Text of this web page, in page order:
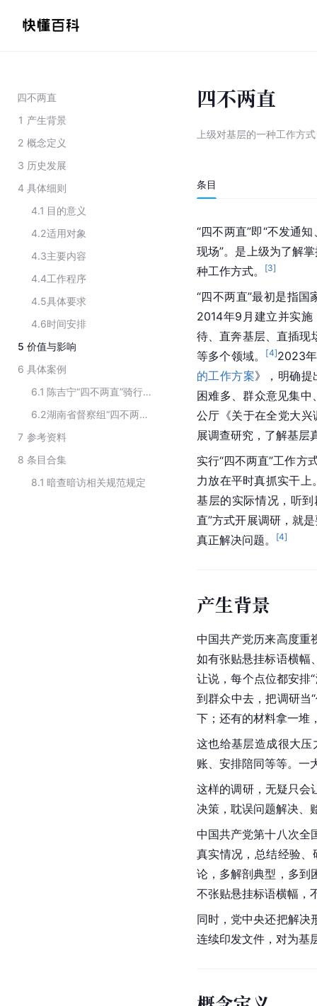
四不两直
1 产生背景
2 概念定义
3 历史发展
4 具体细则
4.1 目的意义
4.2适用对象
4.3主要内容
4.4工作程序
4.5具体要求
4.6时间安排
5 价值与影响
6 具体案例
6.1
陈吉宁“四不两直”骑行检查
6.2
湖南省督察组“四不两直”检查，一企业被罚款35万，2人被拘
7 参考资料
8 条目合集
8.1 暗查暗访相关规范规定
四不两直
上级对基层的一种工作方式
条目
“四不两直”即“不发通
现场”。是上级为了解
种工作方式。
[3]
“四不两直”最初是指
2014年9月建立并实
待、直奔基层、直插现
等多个领域。
[4]2023
的工作方案》，明确提
困难多、群众意见集
公厅《关于在全党大兴
展调查研究，了解基层
实行“四不两直”工作方
力放在平时真抓实干
基层的实际情况，听
直”方式开展调研，就
真正解决问题。
[4]
产生背景
中国共产党历来高度重
如有张贴悬挂标语横幅
让说，每个点位都安排
到群众中去，把调研当
下；还有的材料拿一堆
这也给基层造成很大
账、安排陪同等等。一
这样的调研，无疑只会
决策，耽误问题解决、
中国共产党第十八次全
真实情况，总结经验
论，多解剖典型，多到
不张贴悬挂标语横幅，
同时，党中央还把解决
连续印发文件，对为基